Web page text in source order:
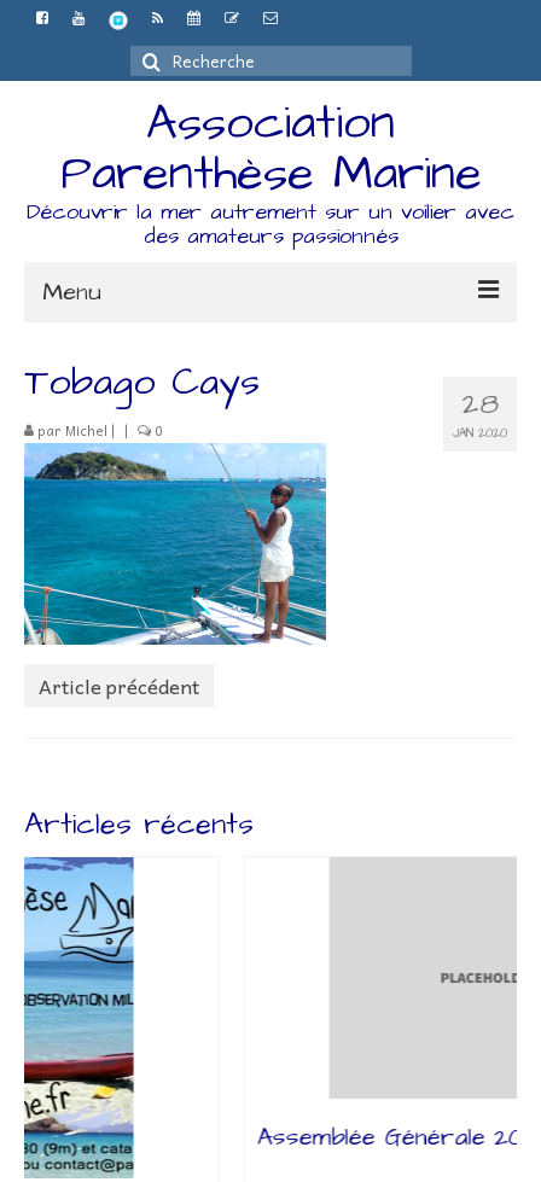
Rechercher
:
Association
Parenthèse Marine
Découvrir la mer autrement sur un voilier avec
des amateurs passionnés
Menu
L’association
Espace Adhérents
Organisation
Lettr’Infos
Embarquez
Adhérer à l’association
Livre de bord
Liens
Contact
28
JAN 2020
Tobago Cays
par Michel | | 0
Article précédent
Articles récents
Assemblée Générale 2026